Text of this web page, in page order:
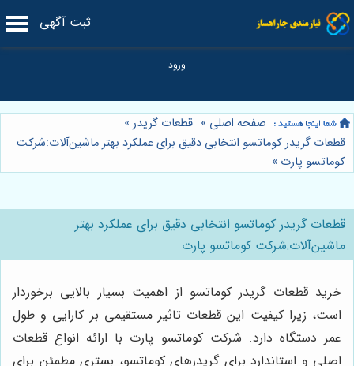
ثبت آگهی
صفحه اصلی » قطعات گریدر»
قطعات گریدر کوماتسو انتخابی دقیق برای عملکرد بهتر ماشین‌آلات:شرکت
کوماتسو پارت »
قطعات گریدر کوماتسو انتخابی دقیق برای عملکرد بهتر
ماشین‌آلات:شرکت کوماتسو پارت
خرید قطعات گریدر کوماتسو از اهمیت بسیار بالایی برخوردار
است، زیرا کیفیت این قطعات تاثیر مستقیمی بر کارایی و طول
عمر دستگاه دارد. شرکت کوماتسو پارت با ارائه انواع قطعات
اصلی و استاندارد برای گریدرهای کوماتسو، بستری مطمئن برای